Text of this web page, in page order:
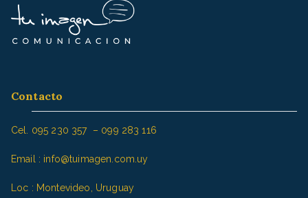
Contacto
Cel. 095 230 357 – 099 283 116
Email : info@tuimagen.com.uy
Loc : Montevideo, Uruguay